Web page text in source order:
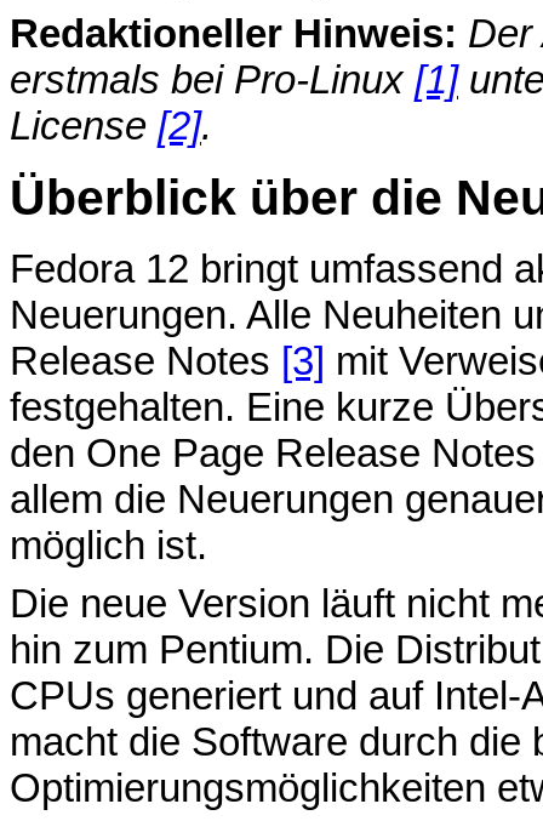
Redaktioneller Hinweis: Der
erstmals bei Pro-Linux [1]
License [2].
Überblick über die
Fedora 12 bringt umfassend
Neuerungen. Alle Neuheiten
Release Notes [3] mit
festgehalten. Eine kurze
den One Page Release
allem die Neuerungen
möglich ist.
Die neue Version läuft nicht
hin zum Pentium. Die
CPUs generiert und auf
macht die Software durch die
Optimierungsmöglichkeiten